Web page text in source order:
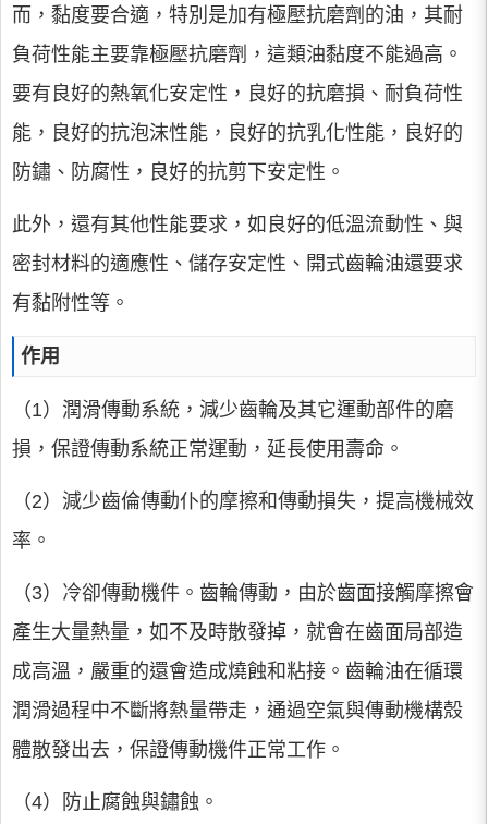
而，黏度要合適，特別是加有極壓抗磨劑的油，其耐
負荷性能主要靠極壓抗磨劑，這類油黏度不能過高。
要有良好的熱氧化安定性，良好的抗磨損、耐負荷性
能，良好的抗泡沫性能，良好的抗乳化性能，良好的
防鏽、防腐性，良好的抗剪下安定性。
此外，還有其他性能要求，如良好的低溫流動性、與
密封材料的適應性、儲存安定性、開式齒輪油還要求
有黏附性等。
作用
（1）潤滑傳動系統，減少齒輪及其它運動部件的磨
損，保證傳動系統正常運動，延長使用壽命。
（2）減少齒倫傳動仆的摩擦和傳動損失，提高機械效
率。
（3）冷卻傳動機件。齒輪傳動，由於齒面接觸摩擦會
產生大量熱量，如不及時散發掉，就會在齒面局部造
成高溫，嚴重的還會造成燒蝕和粘接。齒輪油在循環
潤滑過程中不斷將熱量帶走，通過空氣與傳動機構殼
體散發出去，保證傳動機件正常工作。
（4）防止腐蝕與鏽蝕。